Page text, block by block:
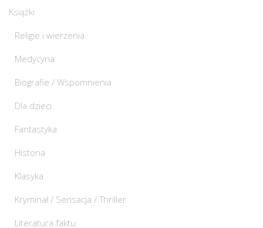
Książki
Religie i wierzenia
Medycyna
Biografie / Wspomnienia
Dla dzieci
Fantastyka
Historia
Klasyka
Kryminał / Sensacja / Thriller
Literatura faktu